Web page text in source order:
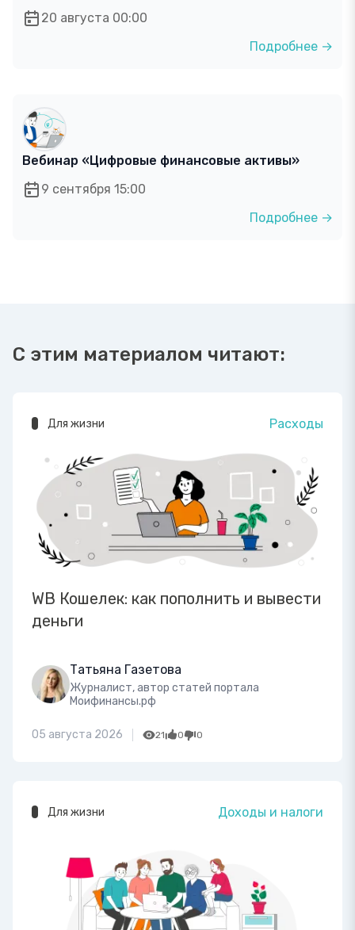
20 августа 00:00
Подробнее →
Вебинар «Цифровые финансовые активы»
9 сентября 15:00
Подробнее →
С этим материалом читают:
Для жизни Расходы
WB Кошелек: как пополнить и вывести
деньги
Татьяна Газетова
Журналист, автор статей портала
Моифинансы.рф
05 августа 2026 21 0 0
Для жизни Доходы и налоги